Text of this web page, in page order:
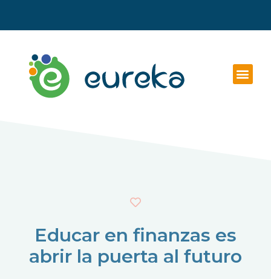
Educar en finanzas es
abrir la puerta al futuro